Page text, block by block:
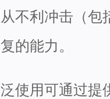
不利冲击（包
的能力。
使用可通过提